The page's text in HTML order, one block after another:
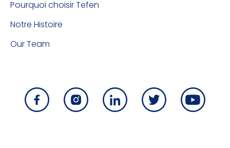
Pourquoi choisir Tefen
Notre Histoire
Our Team